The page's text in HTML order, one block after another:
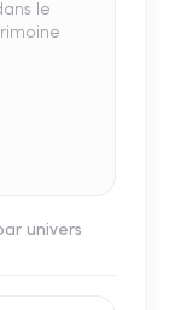
le
univers